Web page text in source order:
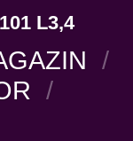
L3,4
/
/